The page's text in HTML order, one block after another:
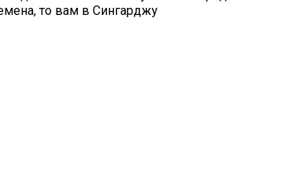
то вам в Сингарджу